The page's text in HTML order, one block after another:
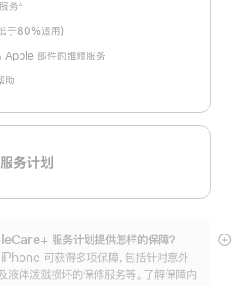
务∆
于80%适用)
Apple 部件的维修服务
助
务计划
服务计划提供怎样的保障？
可获得多项保障，包括针对意外
液体泼溅损坏的保修服务等。了解保障内
展